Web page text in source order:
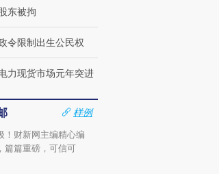
东被拘
令限制出生公民权
力现货市场元年突进
样例
！财新网主编精心编
篇篇重磅，可信可